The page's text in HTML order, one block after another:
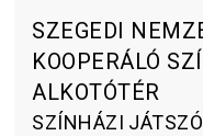
SZEGEDI
KOOPERÁLÓ
ALKOTÓTÉR
SZÍNHÁZI